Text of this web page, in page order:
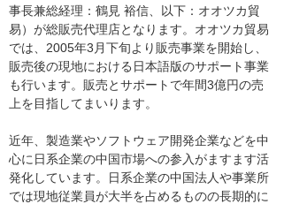
事長兼総経理：鶴見 裕信、以下：オオツカ貿
易）が総販売代理店となります。オオツカ貿易
では、2005年3月下旬より販売事業を開始し、
販売後の現地における日本語版のサポート事業
も行います。販売とサポートで年間3億円の売
上を目指してまいります。
近年、製造業やソフトウェア開発企業などを中
心に日系企業の中国市場への参入がますます活
発化しています。日系企業の中国法人や事業所
では現地従業員が大半を占めるものの長期的に